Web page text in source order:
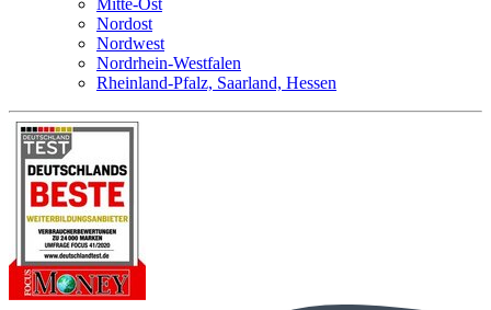
Nordost
Nordwest
Nordrhein-Westfalen
Rheinland-Pfalz, Saarland, Hessen